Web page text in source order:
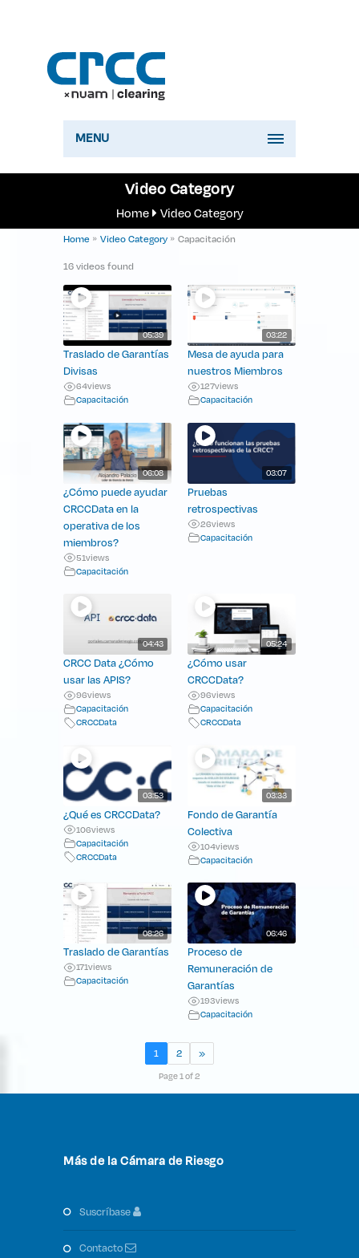
MENU
Video Category
Home Video Category
Home » Video Category » Capacitación
16 videos found
05:39
Traslado de Garantías
Divisas
64views
Capacitación
03:22
Mesa de ayuda para
nuestros Miembros
127views
Capacitación
06:08
¿Cómo puede ayudar
CRCCData en la
operativa de los
miembros?
51views
Capacitación
03:07
Pruebas
retrospectivas
26views
Capacitación
04:43
CRCC Data ¿Cómo
usar las APIS?
96views
Capacitación
CRCCData
05:24
¿Cómo usar
CRCCData?
96views
Capacitación
CRCCData
03:53
¿Qué es CRCCData?
106views
Capacitación
CRCCData
03:33
Fondo de Garantía
Colectiva
104views
Capacitación
08:26
Traslado de Garantías
171views
Capacitación
06:46
Proceso de
Remuneración de
Garantías
193views
Capacitación
1 2 »
Page 1 of 2
Más de la Cámara de Riesgo
suscríbase
contacto